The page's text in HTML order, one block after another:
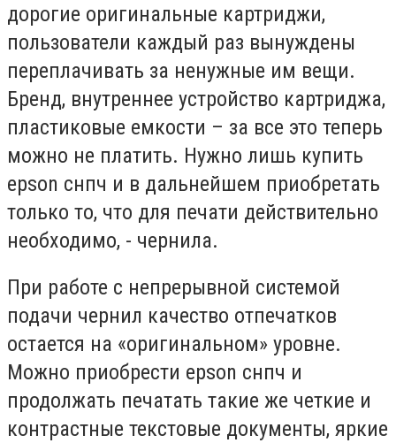
дорогие оригинальные картриджи,
пользователи каждый раз вынуждены
переплачивать за ненужные им вещи.
Бренд, внутреннее устройство картриджа,
пластиковые емкости – за все это теперь
можно не платить. Нужно лишь купить
epson снпч и в дальнейшем приобретать
только то, что для печати действительно
необходимо, - чернила.
При работе с непрерывной системой
подачи чернил качество отпечатков
остается на «оригинальном» уровне.
Можно приобрести epson снпч и
продолжать печатать такие же четкие и
контрастные текстовые документы, яркие